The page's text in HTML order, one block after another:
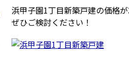
浜甲子園1丁目新築戸建の価格
ぜひご検討ください！